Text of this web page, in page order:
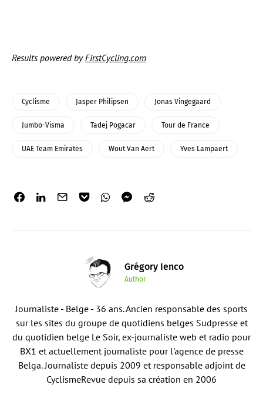
Results powered byFirstCycling.com
Cyclisme Jasper Philipsen Jonas Vingegaard
Jumbo-Visma Tadej Pogacar Tour de France
UAE Team Emirates Wout Van Aert Yves Lampaert
Grégory Ienco
Author
Journaliste - Belge - 36 ans. Ancien responsable des sports
sur les sites du groupe de quotidiens belges Sudpresse et
du quotidien belge Le Soir, ex-journaliste web et radio pour
BX1 et actuellement journaliste pour l'agence de presse
Belga. Journaliste depuis 2009 et responsable adjoint de
CyclismeRevue depuis sa création en 2006